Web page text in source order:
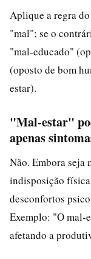
Aplique a regra
"mal"; se o
"mal-educado"
(oposto de bom
estar).
"Mal-estar"
apenas
Não. Embora seja
indisposição
desconfortos
Exemplo: "O mal-
afetando a